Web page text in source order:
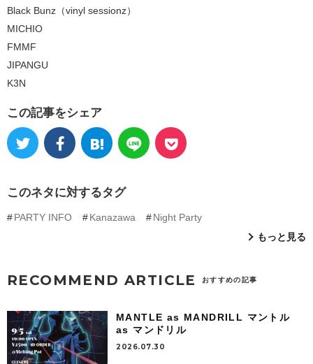
Black Bunz（vinyl sessionz）
MICHIO
FMMF
JIPANGU
K3N
この記事をシェア
このネタに対するタグ
PARTY INFO Kanazawa
Night Party
もっと見る
RECOMMEND ARTICLE おすすめの記事
MANTLE as MANDRILL マントル
as マンドリル
2026.07.30